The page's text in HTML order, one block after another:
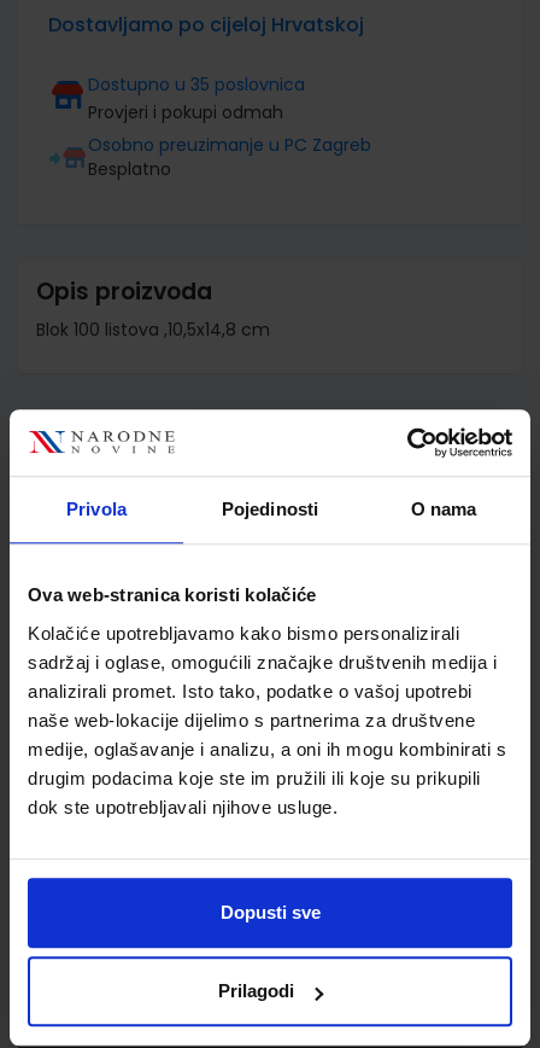
Privola Pojedinosti O nama
Ova web-stranica koristi kolačiće
Kolačiće upotrebljavamo kako bismo personalizirali
sadržaj i oglase, omogućili značajke društvenih medija i
analizirali promet. Isto tako, podatke o vašoj upotrebi
naše web-lokacije dijelimo s partnerima za društvene
medije, oglašavanje i analizu, a oni ih mogu kombinirati s
drugim podacima koje ste im pružili ili koje su prikupili
dok ste upotrebljavali njihove usluge.
Dopusti sve
Prilagodi
Dostavljamo po cijeloj Hrvatskoj
Dostupno u 35 poslovnica
Provjeri i pokupi odmah
Osobno preuzimanje u PC Zagreb
Besplatno
Opis proizvoda
Blok 100 listova ,10,5x14,8 cm
Detalji proizvoda
Šifra proizvoda
010305
Jedinična mjera
bl
Newsletter prijava
Prijavite se kako bi primali informacije o novim
proizvodima i uslugama, akcijama i drugim
pogodnostima